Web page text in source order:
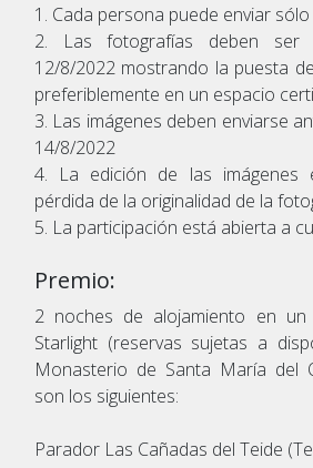
1. Cada persona puede enviar
2. Las fotografías deben ser
12/8/2022 mostrando la puesta
preferiblemente en un espacio
3. Las imágenes deben enviarse
14/8/2022
4. La edición de las imágenes
pérdida de la originalidad de la
5. La participación está abierta a
Premio:
2 noches de alojamiento en un
Starlight (reservas sujetas a
Monasterio de Santa María del
son los siguientes:
Parador Las Cañadas del Teide